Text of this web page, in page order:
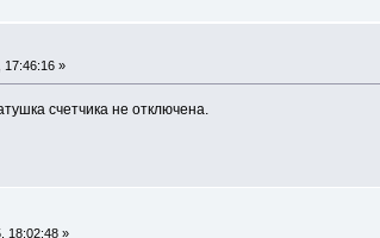
17:46:16 »
счетчика не отключена.
18:02:48 »